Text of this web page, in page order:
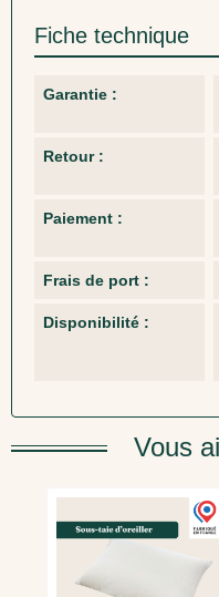
Fiche technique
Garantie :
Retour :
Paiement :
Frais de port :
Disponibilité :
Vous